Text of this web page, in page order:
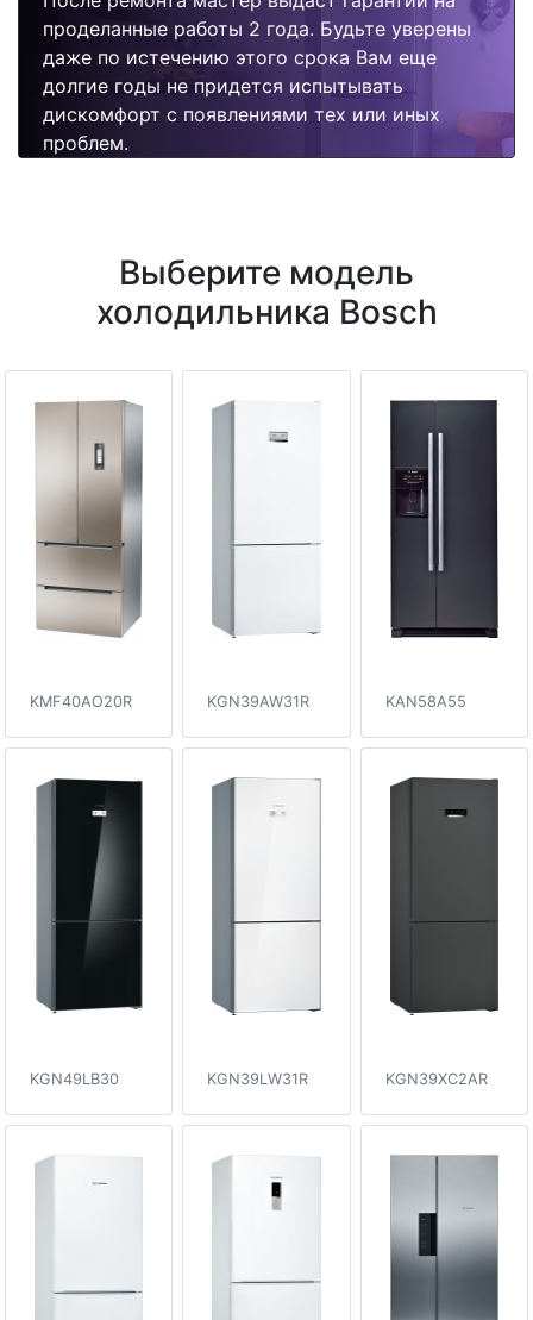
проделанные работы 2 года. Будьте уверены
даже по истечению этого срока Вам еще
долгие годы не придется испытывать
дискомфорт с появлениями тех или иных
проблем.
Выберите модель
холодильника Bosch
KMF40AO20R KGN39AW31R KAN58A55
KGN49LB30 KGN39LW31R KGN39XC2AR